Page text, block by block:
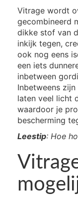
Vitrage wordt
gecombineerd
dikke stof van
inkijk tegen,
ook nog eens
een iets
inbetween
Inbetweens
laten veel licht
waardoor je
bescherming
Leestip: Hoe